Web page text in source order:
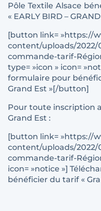
Pôle Textile Alsace
« EARLY BIRD – GRAND
[button link= »https://
content/uploads/2022/
commande-tarif-
type= »icon » icon=
formulaire pour
Grand Est »[/button]
Pour toute inscription
Grand Est :
[button link= »https://
content/uploads/2022/
commande-tarif-
icon= »notice »]
bénéficier du tarif «